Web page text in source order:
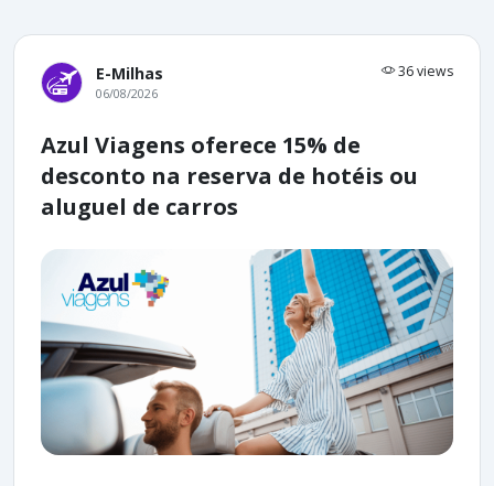
E-Milhas 36 views
06/08/2026
Azul Viagens oferece 15% de
desconto na reserva de hotéis ou
aluguel de carros